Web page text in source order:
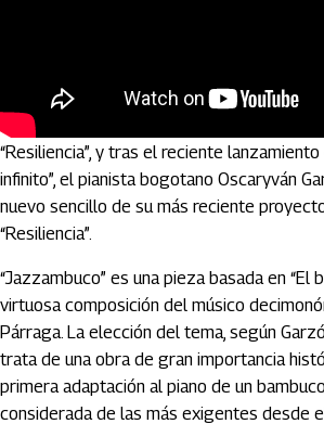
Después de su mezcla entre jazz y golpe
“Resiliencia”, y tras el reciente
infinito”, el pianista bogotano Oscaryván
nuevo sencillo de su más reciente
“Resiliencia”.
“Jazzambuco” es una pieza basada en “El
virtuosa composición del músico
Párraga. La elección del tema, según
trata de una obra de gran importancia
primera adaptación al piano de un
considerada de las más exigentes desde